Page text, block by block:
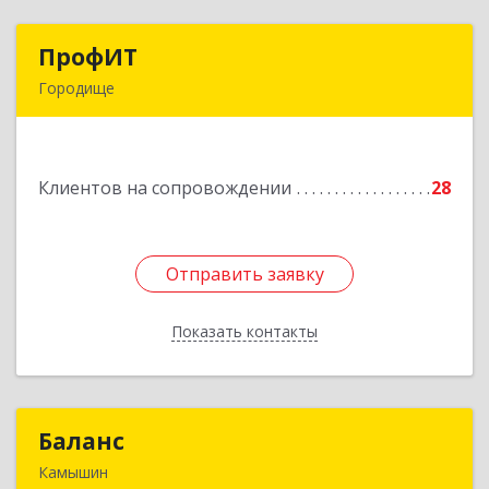
ПрофИТ
Городище
Клиентов на сопровождении 28
Отправить заявку
Показать контакты
Подробнее
Отправить заявку
Назад
Баланс
Камышин